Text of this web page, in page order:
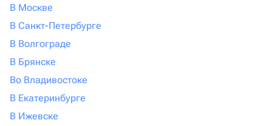
В Москве
В Санкт-Петербурге
В Волгограде
В Брянске
Во Владивостоке
В Екатеринбурге
В Ижевске